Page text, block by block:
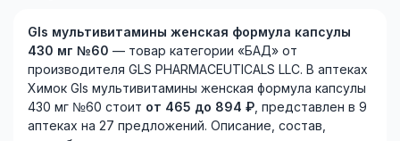
Gls мультивитамины женская формула капсулы
430 мг №60 — товар категории «БАД» от
производителя GLS PHARMACEUTICALS LLC. В аптеках
Химок Gls мультивитамины женская формула капсулы
430 мг №60 стоит от 465 до 894 ₽, представлен в 9
аптеках на 27 предложений. Описание, состав,